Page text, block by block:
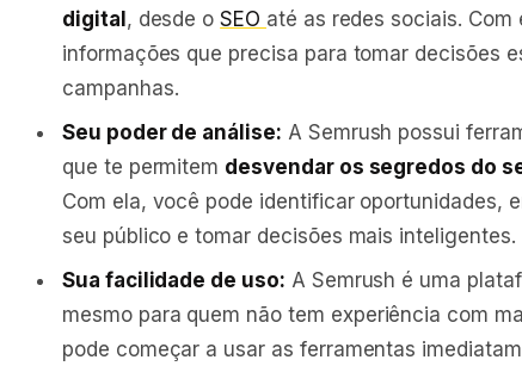
digital , desde oSEO até as redes sociais.
informações que precisa para tomar decisões
campanhas.
Seu poder de análise: A Semrush possui
que te permitem desvendar os segredos do
Com ela, você pode identificar oportunidades,
seu público e tomar decisões mais inteligentes.
Sua facilidade de uso: A Semrush é uma
mesmo para quem não tem experiência com
pode começar a usar as ferramentas